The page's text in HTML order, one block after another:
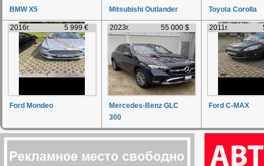
BMW X5 Mitsubishi Outlander Toyota Corolla
2016г. 5 999 €
Ford Mondeo
2023г. 55 000 $
Mercedes-Benz GLC
300
2011г.
Ford C-MAX